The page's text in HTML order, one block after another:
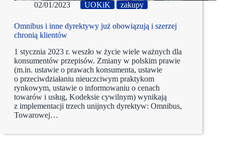
02/01/2023 UOKiK zakupy
Omnibus i inne dyrektywy już obowiązują i szerzej
chronią klientów
1 stycznia 2023 r. weszło w życie wiele ważnych dla
konsumentów przepisów. Zmiany w polskim prawie
(m.in. ustawie o prawach konsumenta, ustawie
o przeciwdziałaniu nieuczciwym praktykom
rynkowym, ustawie o informowaniu o cenach
towarów i usług, Kodeksie cywilnym) wynikają
z implementacji trzech unijnych dyrektyw: Omnibus,
Towarowej…